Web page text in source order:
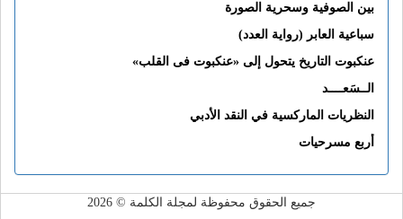
بين الصوفية وسحرية الصورة
سباعية العابر (رواية العدد)
عنكبوت التاريخ يتحول إلى «عنكبوت فى القلب»
الــسَعــــد
النظريات الماركسية في النقد الأدبي
أربع مسرحيات
جميع الحقوق محفوظة لمجلة الكلمة © 2026